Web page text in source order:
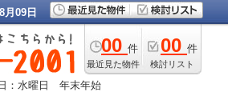
月09日
00 件
最近見た物件
00 件
検討リスト
：水曜日 年末年始